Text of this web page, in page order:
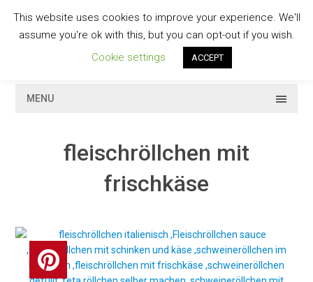
contentGESCHMACKVOLL
MENU
fleischröllchen mit
frischkäse
This website uses cookies to improve your experience. We'll
assume you're ok with this, but you can opt-out if you wish.
Cookie settings
ACCEPT